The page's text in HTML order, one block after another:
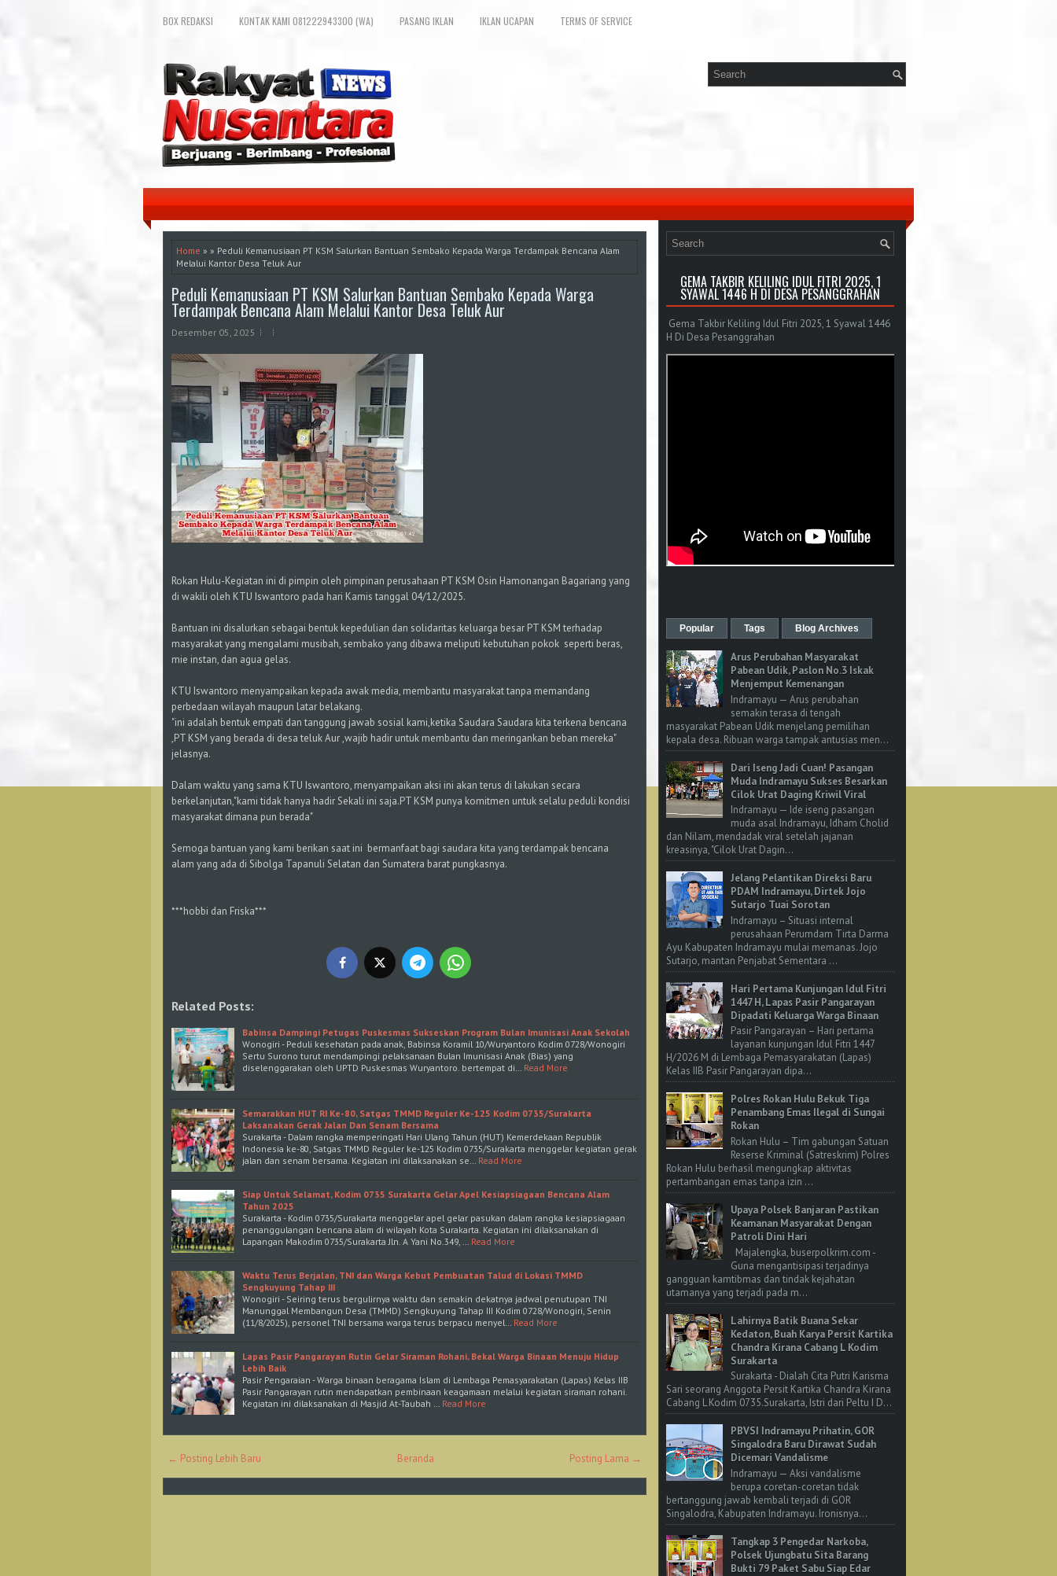
BOX REDAKSI KONTAK KAMI 081222943300 (WA) PASANG IKLAN IKLAN UCAPAN TERMS OF SERVICE
Home » » Peduli Kemanusiaan PT KSM Salurkan Bantuan Sembako Kepada Warga Terdampak Bencana Alam
Melalui Kantor Desa Teluk Aur
Peduli Kemanusiaan PT KSM Salurkan Bantuan Sembako Kepada Warga
Terdampak Bencana Alam Melalui Kantor Desa Teluk Aur
Desember 05, 2025
Rokan Hulu-Kegiatan ini di pimpin oleh pimpinan perusahaan PT KSM Osin Hamonangan Bagariang yang
di wakili oleh KTU Iswantoro pada hari Kamis tanggal 04/12/2025.
Bantuan ini disalurkan sebagai bentuk kepedulian dan solidaritas keluarga besar PT KSM terhadap
masyarakat yang mengalami musibah, sembako yang dibawa meliputi kebutuhan pokok seperti beras,
mie instan, dan agua gelas.
KTU Iswantoro menyampaikan kepada awak media, membantu masyarakat tanpa memandang
perbedaan wilayah maupun latar belakang.
"ini adalah bentuk empati dan tanggung jawab sosial kami,ketika Saudara Saudara kita terkena bencana
,PT KSM yang berada di desa teluk Aur ,wajib hadir untuk membantu dan meringankan beban mereka"
jelasnya.
Dalam waktu yang sama KTU Iswantoro, menyampaikan aksi ini akan terus di lakukan secara
berkelanjutan,"kami tidak hanya hadir Sekali ini saja.PT KSM punya komitmen untuk selalu peduli kondisi
masyarakat dimana pun berada"
Semoga bantuan yang kami berikan saat ini bermanfaat bagi saudara kita yang terdampak bencana
alam yang ada di Sibolga Tapanuli Selatan dan Sumatera barat pungkasnya.
***hobbi dan Friska***
Related Posts:
Babinsa Dampingi Petugas Puskesmas Sukseskan Program Bulan Imunisasi Anak Sekolah
Wonogiri - Peduli kesehatan pada anak, Babinsa Koramil 10/Wuryantoro Kodim 0728/Wonogiri
Sertu Surono turut mendampingi pelaksanaan Bulan Imunisasi Anak (Bias) yang
diselenggarakan oleh UPTD Puskesmas Wuryantoro. bertempat di… Read More
Semarakkan HUT RI Ke-80, Satgas TMMD Reguler Ke-125 Kodim 0735/Surakarta
Laksanakan Gerak Jalan Dan Senam Bersama
Surakarta - Dalam rangka memperingati Hari Ulang Tahun (HUT) Kemerdekaan Republik
Indonesia ke-80, Satgas TMMD Reguler ke-125 Kodim 0735/Surakarta menggelar kegiatan gerak
jalan dan senam bersama. Kegiatan ini dilaksanakan se… Read More
Siap Untuk Selamat, Kodim 0735 Surakarta Gelar Apel Kesiapsiagaan Bencana Alam
Tahun 2025
Surakarta - Kodim 0735/Surakarta menggelar apel gelar pasukan dalam rangka kesiapsiagaan
penanggulangan bencana alam di wilayah Kota Surakarta. Kegiatan ini dilaksanakan di
Lapangan Makodim 0735/Surakarta Jln. A Yani No.349, … Read More
Waktu Terus Berjalan, TNI dan Warga Kebut Pembuatan Talud di Lokasi TMMD
Sengkuyung Tahap III
Wonogiri - Seiring terus bergulirnya waktu dan semakin dekatnya jadwal penutupan TNI
Manunggal Membangun Desa (TMMD) Sengkuyung Tahap III Kodim 0728/Wonogiri, Senin
(11/8/2025), personel TNI bersama warga terus berpacu menyel… Read More
Lapas Pasir Pangarayan Rutin Gelar Siraman Rohani, Bekal Warga Binaan Menuju Hidup
Lebih Baik
Pasir Pengaraian - Warga binaan beragama Islam di Lembaga Pemasyarakatan (Lapas) Kelas IIB
Pasir Pangarayan rutin mendapatkan pembinaan keagamaan melalui kegiatan siraman rohani.
Kegiatan ini dilaksanakan di Masjid At-Taubah … Read More
← Posting Lebih Baru Posting Lama →
Beranda
GEMA TAKBIR KELILING IDUL FITRI 2025, 1
SYAWAL 1446 H DI DESA PESANGGRAHAN
Gema Takbir Keliling Idul Fitri 2025, 1 Syawal 1446
H Di Desa Pesanggrahan
Popular Tags Blog Archives
Arus Perubahan Masyarakat
Pabean Udik, Paslon No.3 Iskak
Menjemput Kemenangan
Indramayu — Arus perubahan
semakin terasa di tengah
masyarakat Pabean Udik menjelang pemilihan
kepala desa. Ribuan warga tampak antusias men...
Dari Iseng Jadi Cuan! Pasangan
Muda Indramayu Sukses Besarkan
Cilok Urat Daging Kriwil Viral
Indramayu — Ide iseng pasangan
muda asal Indramayu, Idham Cholid
dan Nilam, mendadak viral setelah jajanan
kreasinya, "Cilok Urat Dagin...
Jelang Pelantikan Direksi Baru
PDAM Indramayu, Dirtek Jojo
Sutarjo Tuai Sorotan
Indramayu – Situasi internal
perusahaan Perumdam Tirta Darma
Ayu Kabupaten Indramayu mulai memanas. Jojo
Sutarjo, mantan Penjabat Sementara ...
Hari Pertama Kunjungan Idul Fitri
1447 H, Lapas Pasir Pangarayan
Dipadati Keluarga Warga Binaan
Pasir Pangarayan – Hari pertama
layanan kunjungan Idul Fitri 1447
H/2026 M di Lembaga Pemasyarakatan (Lapas)
Kelas IIB Pasir Pangarayan dipa...
Polres Rokan Hulu Bekuk Tiga
Penambang Emas Ilegal di Sungai
Rokan
Rokan Hulu – Tim gabungan Satuan
Reserse Kriminal (Satreskrim) Polres
Rokan Hulu berhasil mengungkap aktivitas
pertambangan emas tanpa izin ...
Upaya Polsek Banjaran Pastikan
Keamanan Masyarakat Dengan
Patroli Dini Hari
Majalengka, buserpolkrim.com -
Guna mengantisipasi terjadinya
gangguan kamtibmas dan tindak kejahatan
utamanya yang terjadi pada m...
Lahirnya Batik Buana Sekar
Kedaton, Buah Karya Persit Kartika
Chandra Kirana Cabang L Kodim
Surakarta
Surakarta - Dialah Cita Putri Karisma
Sari seorang Anggota Persit Kartika Chandra Kirana
Cabang L Kodim 0735.Surakarta, Istri dari Peltu I D...
PBVSI Indramayu Prihatin, GOR
Singalodra Baru Dirawat Sudah
Dicemari Vandalisme
Indramayu — Aksi vandalisme
berupa coretan-coretan tidak
bertanggung jawab kembali terjadi di GOR
Singalodra, Kabupaten Indramayu. Ironisnya...
Tangkap 3 Pengedar Narkoba,
Polsek Ujungbatu Sita Barang
Bukti 79 Paket Sabu Siap Edar